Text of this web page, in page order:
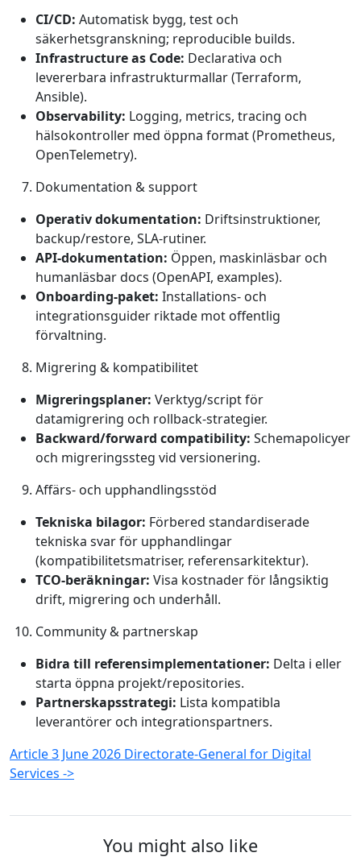
CI/CD: Automatisk bygg, test och
säkerhetsgranskning; reproducible builds.
Infrastructure as Code: Declarativa och
levererbara infrastrukturmallar (Terraform,
Ansible).
Observability: Logging, metrics, tracing och
hälsokontroller med öppna format (Prometheus,
OpenTelemetry).
Dokumentation & support
Operativ dokumentation: Driftsinstruktioner,
backup/restore, SLA‑rutiner.
API‑dokumentation: Öppen, maskinläsbar och
humanläsbar docs (OpenAPI, examples).
Onboarding‑paket: Installations- och
integrationsguider riktade mot offentlig
förvaltning.
Migrering & kompatibilitet
Migreringsplaner: Verktyg/script för
datamigrering och rollback‑strategier.
Backward/forward compatibility: Schemapolicyer
och migreringssteg vid versionering.
Affärs- och upphandlingsstöd
Tekniska bilagor: Förbered standardiserade
tekniska svar för upphandlingar
(kompatibilitetsmatriser, referensarkitektur).
TCO‑beräkningar: Visa kostnader för långsiktig
drift, migrering och underhåll.
Community & partnerskap
Bidra till referensimplementationer: Delta i eller
starta öppna projekt/repositories.
Partnerskapsstrategi: Lista kompatibla
leverantörer och integrationspartners.
Article 3 June 2026 Directorate-General for Digital
Services ->
You might also like